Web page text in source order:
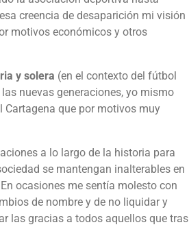
creencia de desaparición mi visión
motivos económicos y otros
y solera (en el contexto del fútbol
las nuevas generaciones, yo mismo
Cartagena que por motivos muy
a lo largo de la historia para
se mantengan inalterables en
ocasiones me sentía molesto con
de nombre y de no liquidar y
las gracias a todos aquellos que tras